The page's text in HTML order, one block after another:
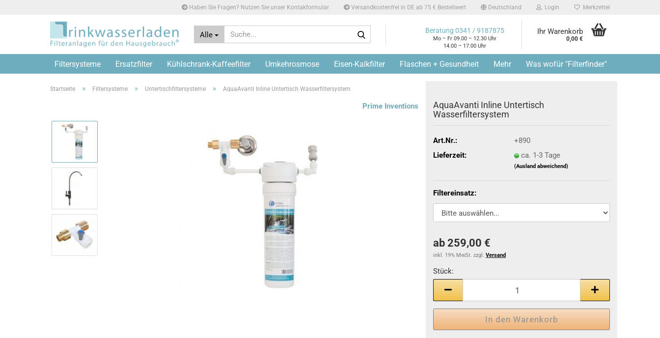
Haben Sie Fragen? Nutzen Sie unser Kontakformular Versandkostenfrei in DE ab 75 € Bestellwert Deutschland Login Merkzettel
Alle Beratung 0341 / 9187875
Mo – Fr 09.00 – 12.30 Uhr
14.00 – 17.00 Uhr
Ihr Warenkorb
0,00 €
Filtersysteme Ersatzfilter Kühlschrank-Kaffeefilter Umkehrosmose Eisen-Kalkfilter Flaschen + Gesundheit Mehr Was wofür "Filterfinder"
Startseite » Filtersysteme » Untertischfiltersysteme » AquaAvanti Inline Untertisch Wasserfiltersystem
Prime Inventions
AquaAvanti Inline Untertisch
Wasserfiltersystem
Art.Nr.:
+890
Lieferzeit:
ca. 1-3 Tage
(Ausland abweichend)
Filtereinsatz:
ab 259,00 €
inkl. 19% MwSt. zzgl. Versand
Stück:
Stück